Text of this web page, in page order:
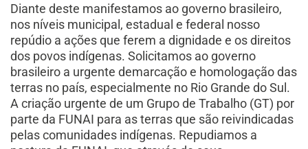
Diante deste manifestamos ao governo brasileiro,
nos níveis municipal, estadual e federal nosso
repúdio a ações que ferem a dignidade e os direitos
dos povos indígenas. Solicitamos ao governo
brasileiro a urgente demarcação e homologação das
terras no país, especialmente no Rio Grande do Sul.
A criação urgente de um Grupo de Trabalho (GT) por
parte da FUNAI para as terras que são reivindicadas
pelas comunidades indígenas. Repudiamos a